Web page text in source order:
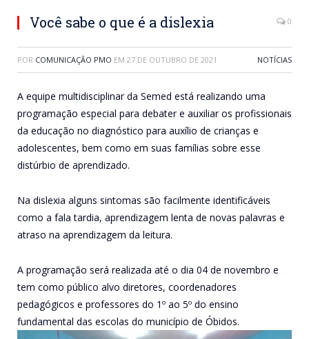
Você sabe o que é a dislexia 0
POR COMUNICAÇÃO PMO EM 27 DE OUTUBRO DE 2021 NOTÍCIAS
A equipe multidisciplinar da Semed está realizando uma
programação especial para debater e auxiliar os profissionais
da educação no diagnóstico para auxílio de crianças e
adolescentes, bem como em suas famílias sobre esse
distúrbio de aprendizado.
Na dislexia alguns sintomas são facilmente identificáveis
como a fala tardia, aprendizagem lenta de novas palavras e
atraso na aprendizagem da leitura.
A programação será realizada até o dia 04 de novembro e
tem como público alvo diretores, coordenadores
pedagógicos e professores do 1º ao 5º do ensino
fundamental das escolas do município de Óbidos.